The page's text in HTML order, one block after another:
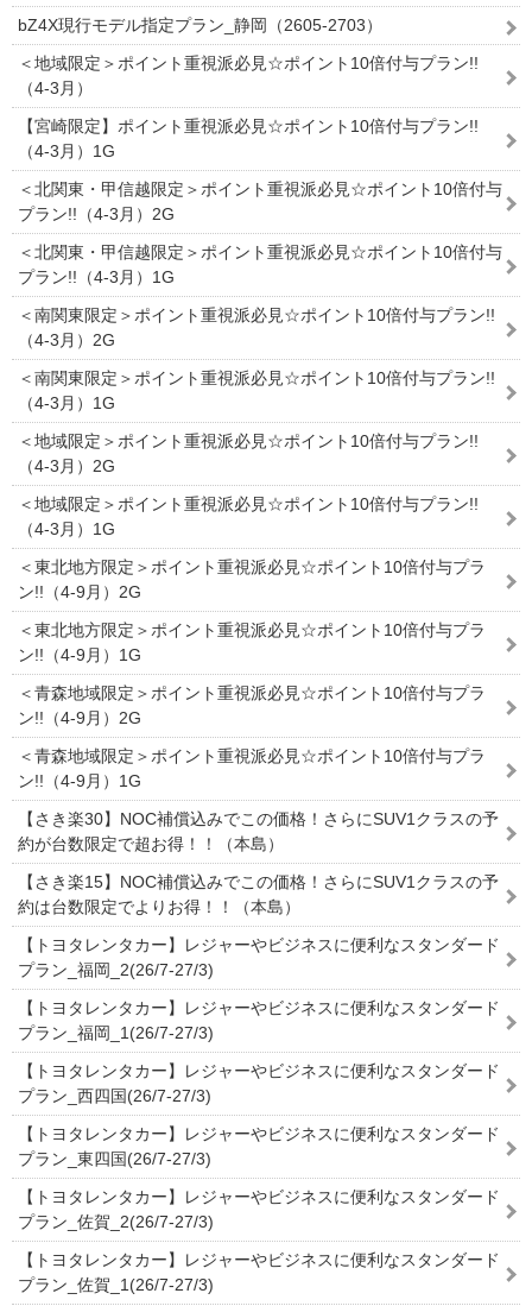
bZ4X現行モデル指定プラン_静岡（2605-2703）
＜地域限定＞ポイント重視派必見☆ポイント10倍付与プラン!!
（4-3月）
【宮崎限定】ポイント重視派必見☆ポイント10倍付与プラン!!
（4-3月）1G
＜北関東・甲信越限定＞ポイント重視派必見☆ポイント10倍付与
プラン!!（4-3月）2G
＜北関東・甲信越限定＞ポイント重視派必見☆ポイント10倍付与
プラン!!（4-3月）1G
＜南関東限定＞ポイント重視派必見☆ポイント10倍付与プラン!!
（4-3月）2G
＜南関東限定＞ポイント重視派必見☆ポイント10倍付与プラン!!
（4-3月）1G
＜地域限定＞ポイント重視派必見☆ポイント10倍付与プラン!!
（4-3月）2G
＜地域限定＞ポイント重視派必見☆ポイント10倍付与プラン!!
（4-3月）1G
＜東北地方限定＞ポイント重視派必見☆ポイント10倍付与プラ
ン!!（4-9月）2G
＜東北地方限定＞ポイント重視派必見☆ポイント10倍付与プラ
ン!!（4-9月）1G
＜青森地域限定＞ポイント重視派必見☆ポイント10倍付与プラ
ン!!（4-9月）2G
＜青森地域限定＞ポイント重視派必見☆ポイント10倍付与プラ
ン!!（4-9月）1G
【さき楽30】NOC補償込みでこの価格！さらにSUV1クラスの予
約が台数限定で超お得！！（本島）
【さき楽15】NOC補償込みでこの価格！さらにSUV1クラスの予
約は台数限定でよりお得！！（本島）
【トヨタレンタカー】レジャーやビジネスに便利なスタンダード
プラン_福岡_2(26/7-27/3)
【トヨタレンタカー】レジャーやビジネスに便利なスタンダード
プラン_福岡_1(26/7-27/3)
【トヨタレンタカー】レジャーやビジネスに便利なスタンダード
プラン_西四国(26/7-27/3)
【トヨタレンタカー】レジャーやビジネスに便利なスタンダード
プラン_東四国(26/7-27/3)
【トヨタレンタカー】レジャーやビジネスに便利なスタンダード
プラン_佐賀_2(26/7-27/3)
【トヨタレンタカー】レジャーやビジネスに便利なスタンダード
プラン_佐賀_1(26/7-27/3)